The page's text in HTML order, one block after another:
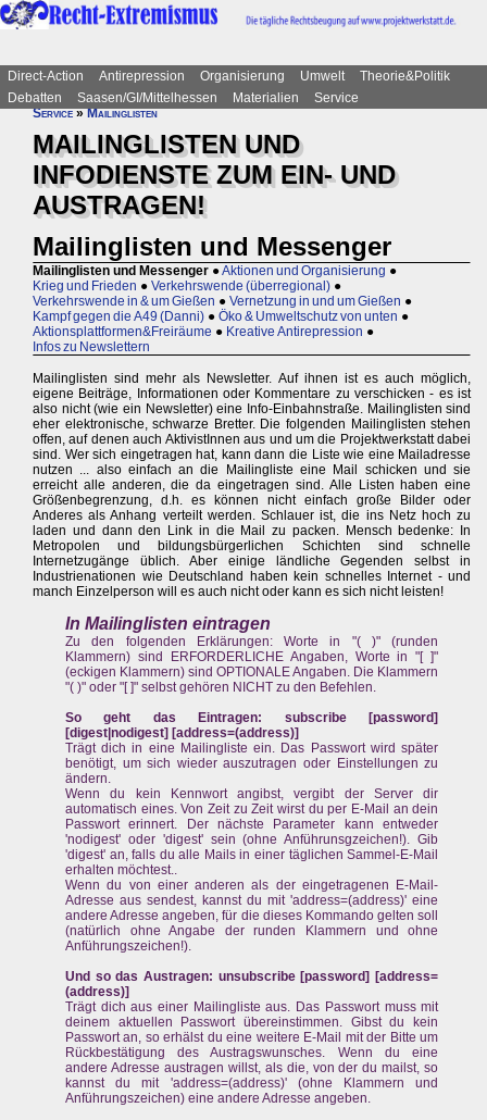
Direct-Action Antirepression Organisierung Umwelt
Theorie&Politik
Debatten
Saasen/GI/Mittelhessen Materialien
Service
Service»Mailinglisten
MAILINGLISTEN UND
INFODIENSTE ZUM EIN- UND
AUSTRAGEN!
Mailinglisten und Messenger
Mailinglisten und Messenger ●Aktionen und Organisierung ●
Krieg und Frieden ● Verkehrswende (überregional) ●
Verkehrswende in & um Gießen ● Vernetzung in und um Gießen ●
Kampf gegen die A49 (Danni) ● Öko & Umweltschutz von unten ●
Aktionsplattformen&Freiräume ● Kreative Antirepression ●
Infos zu Newslettern
Mailinglisten sind mehr als Newsletter. Auf ihnen ist es auch möglich,
eigene Beiträge, Informationen oder Kommentare zu verschicken - es ist
also nicht (wie ein Newsletter) eine Info-Einbahnstraße. Mailinglisten sind
eher elektronische, schwarze Bretter. Die folgenden Mailinglisten stehen
offen, auf denen auch AktivistInnen aus und um die Projektwerkstatt dabei
sind. Wer sich eingetragen hat, kann dann die Liste wie eine Mailadresse
nutzen ... also einfach an die Mailingliste eine Mail schicken und sie
erreicht alle anderen, die da eingetragen sind. Alle Listen haben eine
Größenbegrenzung, d.h. es können nicht einfach große Bilder oder
Anderes als Anhang verteilt werden. Schlauer ist, die ins Netz hoch zu
laden und dann den Link in die Mail zu packen. Mensch bedenke: In
Metropolen und bildungsbürgerlichen Schichten sind schnelle
Internetzugänge üblich. Aber einige ländliche Gegenden selbst in
Industrienationen wie Deutschland haben kein schnelles Internet - und
manch Einzelperson will es auch nicht oder kann es sich nicht leisten!
In Mailinglisten eintragen
Zu den folgenden Erklärungen: Worte in "( )" (runden
Klammern) sind ERFORDERLICHE Angaben, Worte in "[ ]"
(eckigen Klammern) sind OPTIONALE Angaben. Die Klammern
"( )" oder "[ ]" selbst gehören NICHT zu den Befehlen.
So geht das Eintragen: subscribe [password]
[digest|nodigest] [address=(address)]
Trägt dich in eine Mailingliste ein. Das Passwort wird später
benötigt, um sich wieder auszutragen oder Einstellungen zu
ändern.
Wenn du kein Kennwort angibst, vergibt der Server dir
automatisch eines. Von Zeit zu Zeit wirst du per E-Mail an dein
Passwort erinnert. Der nächste Parameter kann entweder
'nodigest' oder 'digest' sein (ohne Anführunsgzeichen!). Gib
'digest' an, falls du alle Mails in einer täglichen Sammel-E-Mail
erhalten möchtest..
Wenn du von einer anderen als der eingetragenen E-Mail-
Adresse aus sendest, kannst du mit 'address=(address)' eine
andere Adresse angeben, für die dieses Kommando gelten soll
(natürlich ohne Angabe der runden Klammern und ohne
Anführungszeichen!).
Und so das Austragen: unsubscribe [password] [address=
(address)]
Trägt dich aus einer Mailingliste aus. Das Passwort muss mit
deinem aktuellen Passwort übereinstimmen. Gibst du kein
Passwort an, so erhälst du eine weitere E-Mail mit der Bitte um
Rückbestätigung des Austragswunsches. Wenn du eine
andere Adresse austragen willst, als die, von der du mailst, so
kannst du mit 'address=(address)' (ohne Klammern und
Anführungszeichen) eine andere Adresse angeben.